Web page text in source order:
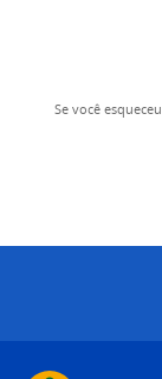
Se você